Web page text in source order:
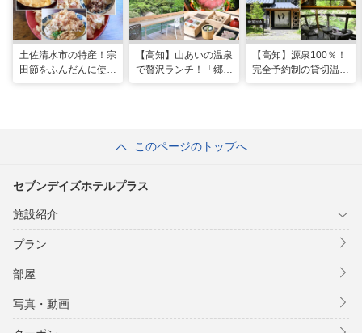
土佐清水市の特産！宗
田節をふんだんに使っ
【高知】山あいの温泉
で贅沢ランチ！「郷麓
【高知】源泉100％！
完全予約制の貸切温泉
このページのトップへ
セブンデイズホテルプラス
施設紹介
プラン
部屋
写真・動画